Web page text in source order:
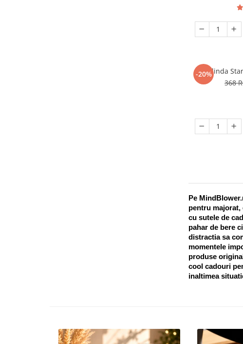
-20%
Oglinda
368
Pe
pentru majorat,
cu sutele de
pahar de bere
distractia sa
momentele
produse
cool cadouri
inaltimea